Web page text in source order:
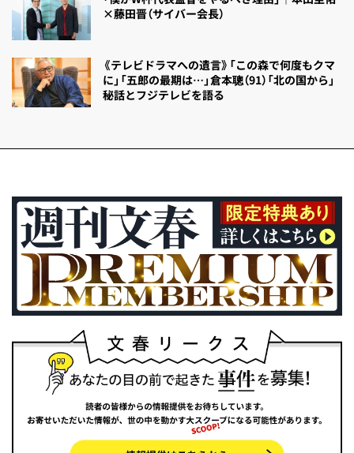
×藤田晋（サイバー会長）
《テレビドラマへの遺言》「この森で何度もクマ
に」「五郎の最期は…」倉本聰（91）「北の国から」
秘話とフジテレビを語る